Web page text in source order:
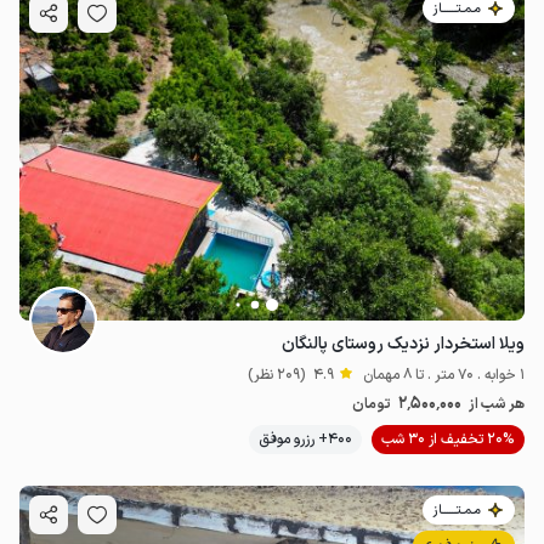
مـمـتــــــاز
ویلا استخردار نزدیک روستای پالنگان
1 خوابه . 70 متر . تا 8 مهمان 4.9 (209 نظر)
هر شب از 2٬500٬000 تومان
20% تخفیف از 30 شب
400+ رزرو موفق
مـمـتــــــاز